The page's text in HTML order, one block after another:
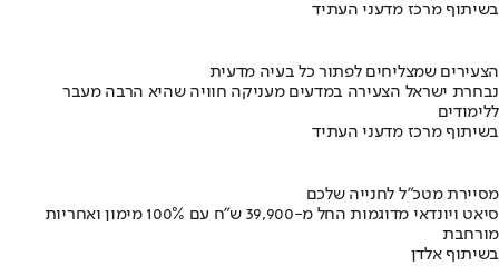
בשיתוף מרכז מדעני העתיד
הצעירים שמצליחים לפתור כל בעיה מדעית
נבחרת ישראל הצעירה במדעים מעניקה חוויה שהיא הרבה מעבר
ללימודים
בשיתוף מרכז מדעני העתיד
מסיירת מטכ"ל לחנייה שלכם
סיאט ויונדאי מדוגמות החל מ-39,900 ש״ח עם 100% מימון ואחריות
מורחבת
בשיתוף אלדן